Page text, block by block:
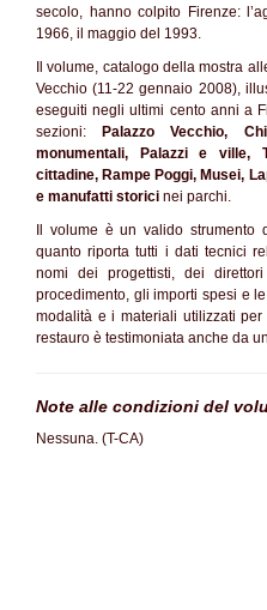
secolo, hanno colpito Firenze:
1966, il maggio del 1993.
Il volume, catalogo della mostra
Vecchio (11-22 gennaio 2008),
eseguiti negli ultimi cento anni a
sezioni:
Palazzo Vecchio,
monumentali, Palazzi e ville,
cittadine, Rampe Poggi, Musei,
e manufatti storici nei parchi.
Il volume è un valido strumento
quanto riporta tutti i dati tecnici
nomi dei progettisti, dei
procedimento, gli importi spesi e
modalità e i materiali utilizzati
restauro è testimoniata anche da
Note alle condizioni del
Nessuna. (T-CA)